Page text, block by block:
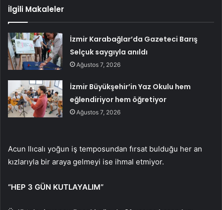
İlgili Makaleler
İzmir Karabağlar’da Gazeteci Barış
Selçuk saygıyla anıldı
Ağustos 7, 2026
İzmir Büyükşehir’in Yaz Okulu hem
eğlendiriyor hem öğretiyor
Ağustos 7, 2026
Acun Ilıcalı yoğun iş temposundan fırsat bulduğu her an
kızlarıyla bir araya gelmeyi ise ihmal etmiyor.
“HEP 3 GÜN KUTLAYALIM”